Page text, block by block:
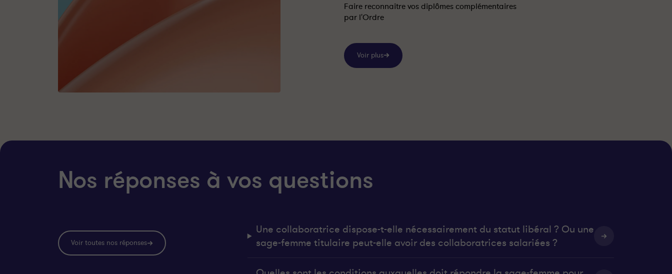
Faire reconnaitre vos diplômes complémentaires
par l'Ordre
Voir plus
Nos réponses à vos questions
Voir toutes nos réponses
Une collaboratrice dispose-t-elle nécessairement du statut libéral ? Ou une
sage-femme titulaire peut-elle avoir des collaboratrices salariées ?